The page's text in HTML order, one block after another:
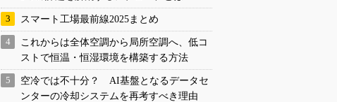
スマート工場最前線2025まとめ
これからは全体空調から局所空調へ、低コ
ストで恒温・恒湿環境を構築する方法
空冷では不十分？ AI基盤となるデータセ
ンターの冷却システムを再考すべき理由